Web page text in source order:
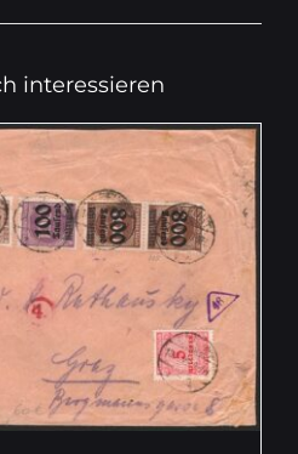
interessieren